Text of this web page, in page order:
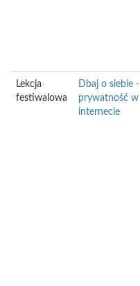
Lekcja
festiwalowa
Dbaj o siebie -
prywatność w
internecie